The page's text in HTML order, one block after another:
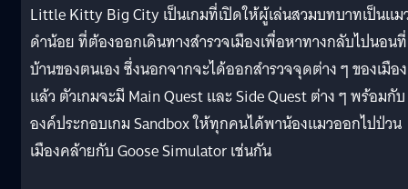
Little Kitty Big City เป็นเกมที่เปิดให้ผู้เล่นสวมบทบาทเป็นแม
ดำน้อย ที่ต้องออกเดินทางสำรวจเมืองเพื่อหาทางกลับไปนอนที่
บ้านของตนเอง ซึ่งนอกจากจะได้ออกสำรวจจุดต่าง ๆ ของเมือง
แล้ว ตัวเกมจะมี Main Quest และ Side Quest ต่าง ๆ พร้อมกับ
องค์ประกอบเกม Sandbox ให้ทุกคนได้พาน้องแมวออกไปป่วน
เมืองคล้ายกับ Goose Simulator เช่นกัน